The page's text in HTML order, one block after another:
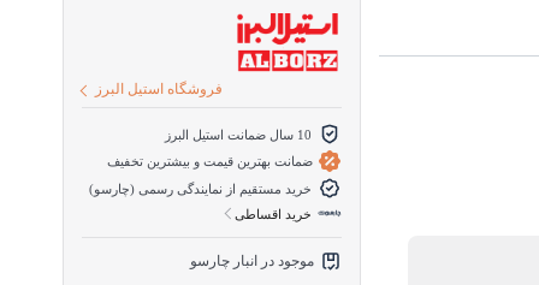
فروشگاه استیل البرز
10 سال ضمانت استیل البرز
ضمانت بهترین قیمت و بیشترین تخفیف
خرید مستقیم از نمایندگی رسمی (چارسو)
خرید اقساطی
موجود در انبار چارسو